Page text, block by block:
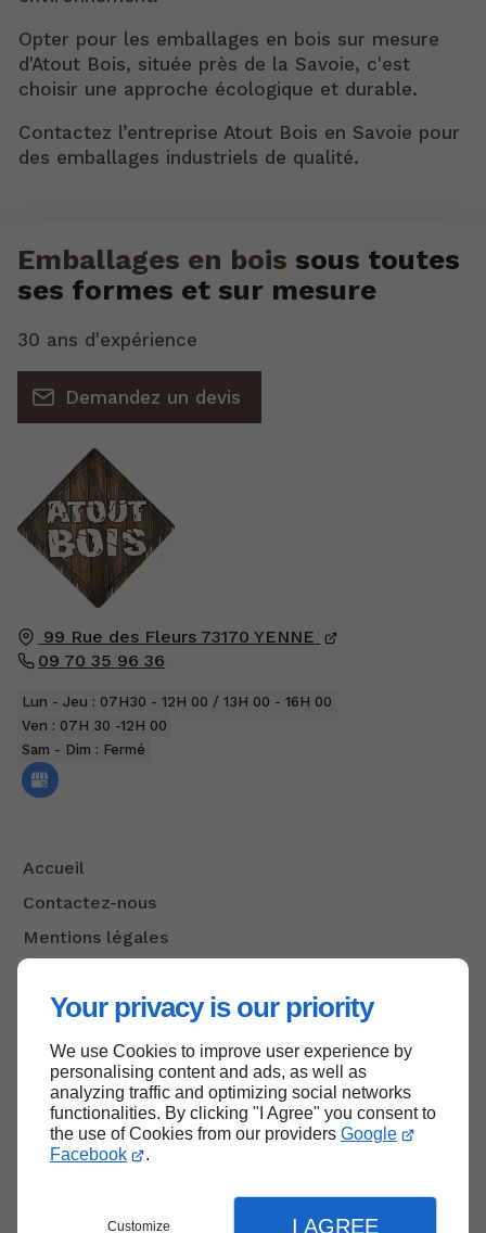
Your privacy is our priority
We use Cookies to improve user experience by
personalising content and ads, as well as
analyzing traffic and optimizing social networks
functionalities. By clicking "I Agree" you consent to
the use of Cookies from our providers Google
Facebook
.
Customize I AGREE
Opter pour les emballages en bois sur mesure
d'Atout Bois, située près de la Savoie, c'est
choisir une approche écologique et durable.
Contactez l’entreprise Atout Bois en Savoie pour
des emballages industriels de qualité.
99 Rue des Fleurs 73170 YENNE
09 70 35 96 36
Lun - Jeu : 07H30 - 12H 00 / 13H 00 - 16H 00
Ven : 07H 30 -12H 00
Sam - Dim : Fermé
Accueil
Contactez-nous
Mentions légales
Emballages en bois sous toutes
ses formes et sur mesure
30 ans d'expérience
Demandez un devis
Haut de page